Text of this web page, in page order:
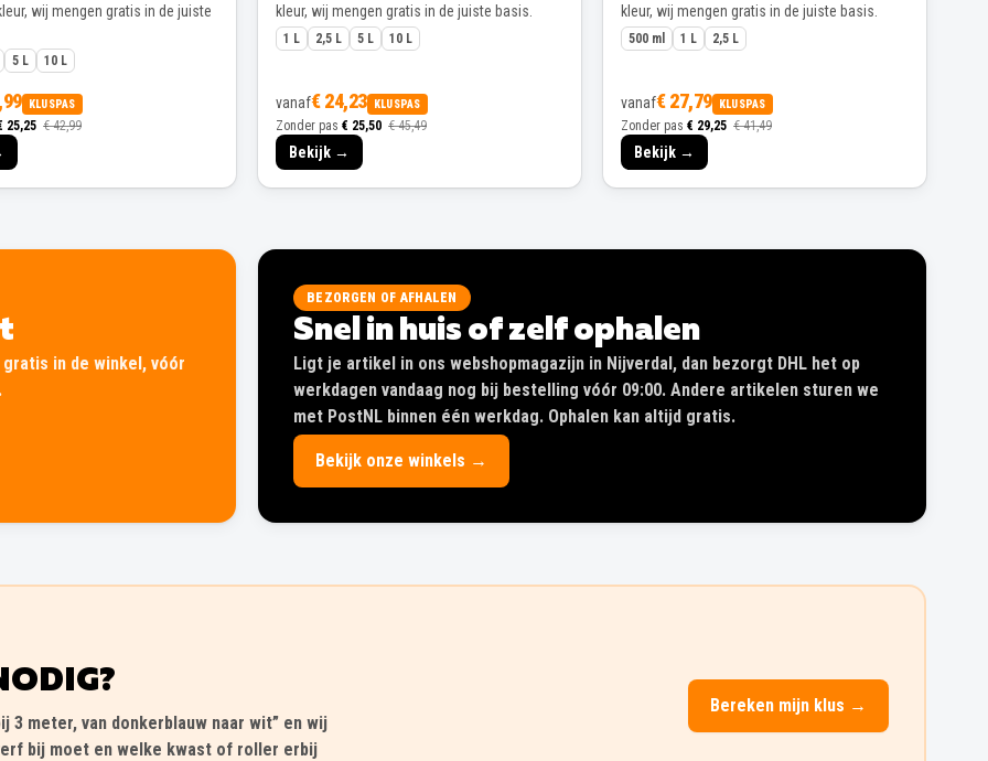
wij mengen gratis in de juiste
5 L 10 L
KLUSPAS
25,25 € 42,99
kleur, wij mengen gratis in de juiste basis.
1 L 2,5 L 5 L 10 L
vanaf€ 24,23 KLUSPAS
Zonder pas € 25,50 € 45,49
Bekijk →
kleur, wij mengen gratis in de juiste basis.
500 ml 1 L 2,5 L
vanaf€ 27,79 KLUSPAS
Zonder pas € 29,25 € 41,49
Bekijk →
in de winkel, vóór
BEZORGEN OF AFHALEN
Snel in huis of zelf ophalen
Ligt je artikel in ons webshopmagazijn in Nijverdal, dan bezorgt DHL het op
werkdagen vandaag nog bij bestelling vóór 09:00. Andere artikelen sturen we
met PostNL binnen één werkdag. Ophalen kan altijd gratis.
Bekijk onze winkels →
3 meter, van donkerblauw naar wit” en wij
bij moet en welke kwast of roller erbij
Bereken mijn klus →